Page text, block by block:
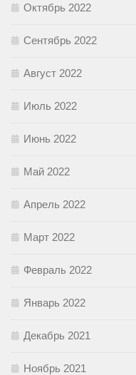
Октябрь 2022
Сентябрь 2022
Август 2022
Июль 2022
Июнь 2022
Май 2022
Апрель 2022
Март 2022
Февраль 2022
Январь 2022
Декабрь 2021
Ноябрь 2021